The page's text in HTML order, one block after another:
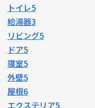
トイレ5
給湯器3
リビング5
ドア5
寝室5
外壁5
屋根6
エクステリア5